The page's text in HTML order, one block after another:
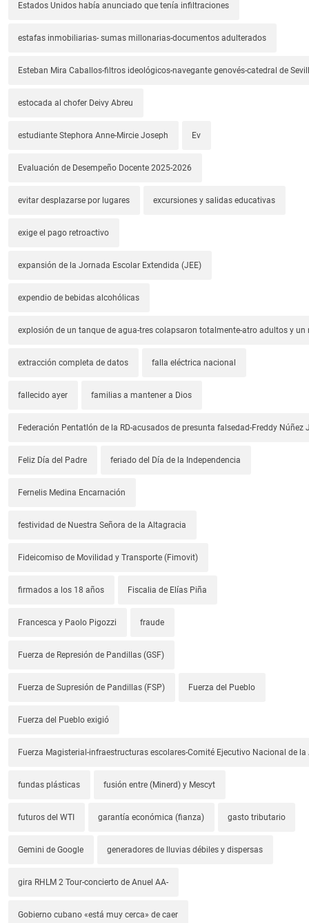
Estados Unidos había anunciado que tenía infiltraciones
estafas inmobiliarias- sumas millonarias-documentos adulterados
Esteban Mira Caballos-filtros ideológicos-navegante genovés-catedral de
estocada al chofer Deivy Abreu
estudiante Stephora Anne-Mircie Joseph Ev
Evaluación de Desempeño Docente 2025-2026
evitar desplazarse por lugares excursiones y salidas educativas
exige el pago retroactivo
expansión de la Jornada Escolar Extendida (JEE)
expendio de bebidas alcohólicas
explosión de un tanque de agua-tres colapsaron totalmente-atro adultos y un
extracción completa de datos falla eléctrica nacional
fallecido ayer familias a mantener a Dios
Federación Pentatlón de la RD-acusados de presunta falsedad-Freddy Núñez
Feliz Día del Padre feriado del Día de la Independencia
Fernelis Medina Encarnación
festividad de Nuestra Señora de la Altagracia
Fideicomiso de Movilidad y Transporte (Fimovit)
firmados a los 18 años Fiscalia de Elías Piña
Francesca y Paolo Pigozzi fraude
Fuerza de Represión de Pandillas (GSF)
Fuerza de Supresión de Pandillas (FSP) Fuerza del Pueblo
Fuerza del Pueblo exigió
Fuerza Magisterial-infraestructuras escolares-Comité Ejecutivo Nacional de la
fundas plásticas fusión entre (Minerd) y Mescyt
futuros del WTI garantía económica (fianza) gasto tributario
Gemini de Google generadores de lluvias débiles y dispersas
gira RHLM 2 Tour-concierto de Anuel AA-
Gobierno cubano «está muy cerca» de caer